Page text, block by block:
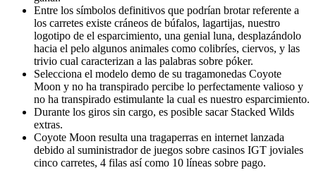
Entre los símbolos definitivos que podrían brotar referente a
los carretes existe cráneos de búfalos, lagartijas, nuestro
logotipo de el esparcimiento, una genial luna, desplazándolo
hacia el pelo algunos animales como colibríes, ciervos, y las
trivio cual caracterizan a las palabras sobre póker.
Selecciona el modelo demo de su tragamonedas Coyote
Moon y no ha transpirado percibe lo perfectamente valioso y
no ha transpirado estimulante la cual es nuestro esparcimiento.
Durante los giros sin cargo, es posible sacar Stacked Wilds
extras.
Coyote Moon resulta una tragaperras en internet lanzada
debido al suministrador de juegos sobre casinos IGT joviales
cinco carretes, 4 filas así­ como 10 líneas sobre pago.